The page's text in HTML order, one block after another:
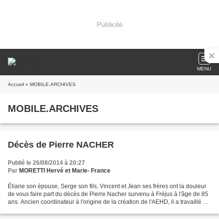
Publicité
MENU
Accueil » MOBILE.ARCHIVES
MOBILE.ARCHIVES
Décès de Pierre NACHER
Publié le 26/08/2014 à 20:27
Par MORETTI Hervé et Marie- France
Éliane son épouse, Serge son fils, Vincent et Jean ses frères ont la douleur
de vous faire part du décès de Pierre Nacher survenu à Fréjus à l'âge de 85
ans. Ancien coordinateur à l'origine de la création de l'AEHD, il a travaillé au